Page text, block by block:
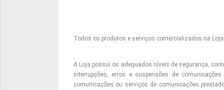
Todos os produtos e serviços comercializados na
A Loja possui os adequados níveis de segurança,
interrupções, erros e suspensões de
comunicações ou serviços de comunicações